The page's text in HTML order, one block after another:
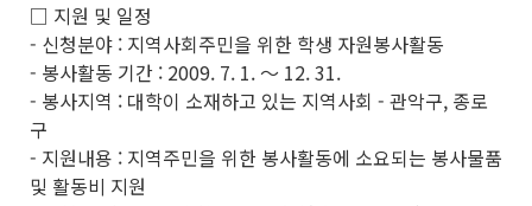
□ 지원 및 일정
- 신청분야 : 지역사회주민을 위한 학생 자원봉사활동
- 봉사활동 기간 : 2009. 7. 1. ～ 12. 31.
- 봉사지역 : 대학이 소재하고 있는 지역사회 - 관악구, 종로
구
- 지원내용 : 지역주민을 위한 봉사활동에 소요되는 봉사물품
및 활동비 지원